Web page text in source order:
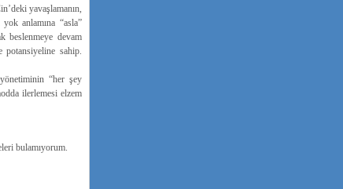
yavaşlamanın,
anlamına “asla”
beslenmeye devam
potansiyeline sahip.
“her şey
ilerlemesi elzem
bulamıyorum.